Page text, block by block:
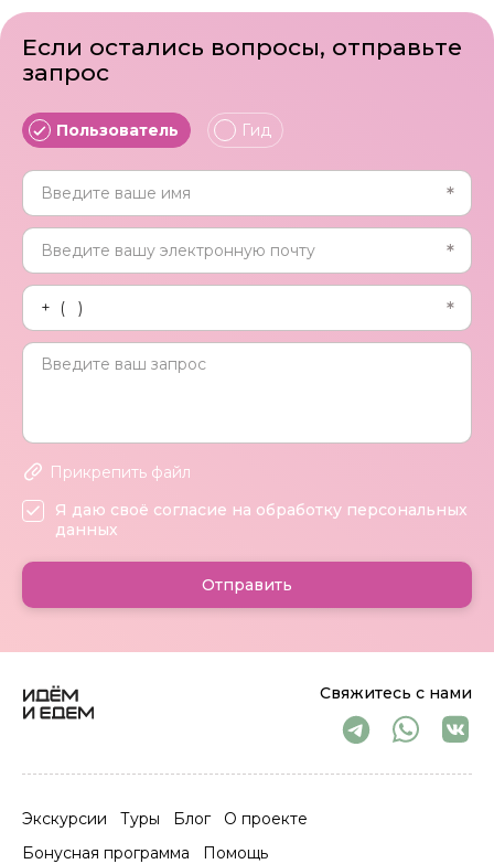
Свяжитесь с нами
Экскурсии Туры Блог
О проекте
Бонусная программа
Помощь
Если остались вопросы, отправьте
запрос
Пользователь Гид
Прикрепить файл
Я даю своё согласие на обработку персональных
данных
Отправить